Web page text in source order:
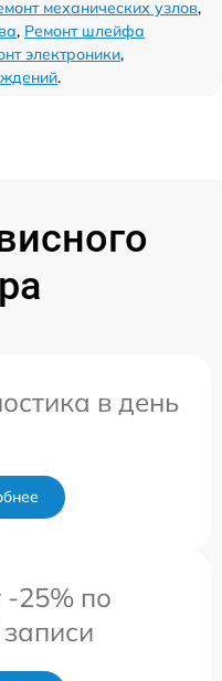
механических узлов,
, Ремонт шлейфа
электроники,
.
в день
25% по